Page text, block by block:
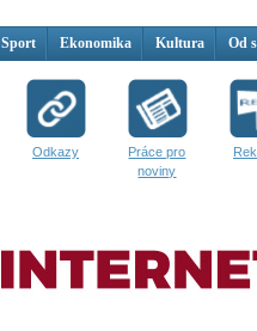
Sport Ekonomika Kultura Od
Odkazy
Práce pro
noviny